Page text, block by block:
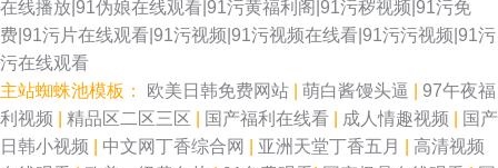
在线播放|91伪娘在线观看|91污黄福利阁|91污秽视频|91污免
费|91污片在线观看|91污视频|91污视频在线看|91污污视频|91污
污在线观看
主站蜘蛛池模板： 欧美日韩免费网站 萌白酱馒头逼
97午夜福
利视频
精品区二区三区 国产福利在线看 成人情趣视频
国产
日韩小视频
中文网丁香综合网 亚洲天堂丁香五月
高清视频